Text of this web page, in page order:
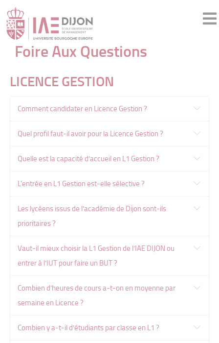
Foire Aux Questions
LICENCE GESTION
Comment candidater en Licence Gestion ?
Quel profil faut-il avoir pour la Licence Gestion ?
Quelle est la capacité d’accueil en L1 Gestion ?
L'entrée en L1 Gestion est-elle sélective ?
Les lycéens issus de l’académie de Dijon sont-ils
prioritaires ?
Vaut-il mieux choisir la L1 Gestion de l’IAE DIJON ou
entrer à l’IUT pour faire un BUT ?
Combien d’heures de cours a-t-on en moyenne par
semaine en Licence ?
Combien y a-t-il d’étudiants par classe en L1 ?